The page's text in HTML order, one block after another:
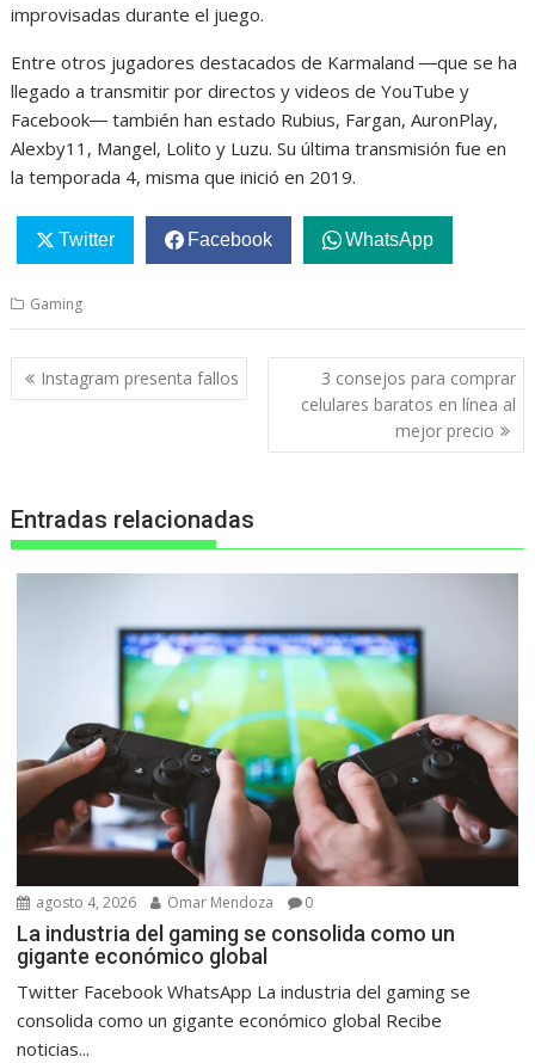
improvisadas durante el juego.
Entre otros jugadores destacados de Karmaland ―que se ha
llegado a transmitir por directos y videos de YouTube y
Facebook― también han estado Rubius, Fargan, AuronPlay,
Alexby11, Mangel, Lolito y Luzu. Su última transmisión fue en
la temporada 4, misma que inició en 2019.
Twitter Facebook WhatsApp
Gaming
Navegación
de
Instagram presenta fallos
3 consejos para comprar
celulares baratos en línea al
mejor precio
Entradas relacionadas
agosto 4, 2026 Omar Mendoza 0
La industria del gaming se consolida como un
gigante económico global
Twitter Facebook WhatsApp La industria del gaming se
consolida como un gigante económico global Recibe
noticias...